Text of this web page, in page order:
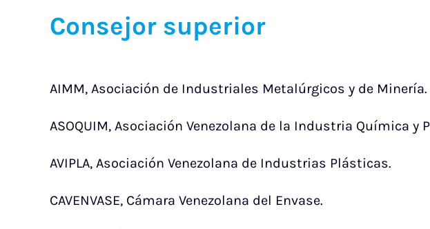
Consejor superior
AIMM, Asociación de Industriales Metalúrgicos y de Minería.
ASOQUIM, Asociación Venezolana de la Industria Química y
AVIPLA, Asociación Venezolana de Industrias Plásticas.
CAVENVASE, Cámara Venezolana del Envase.